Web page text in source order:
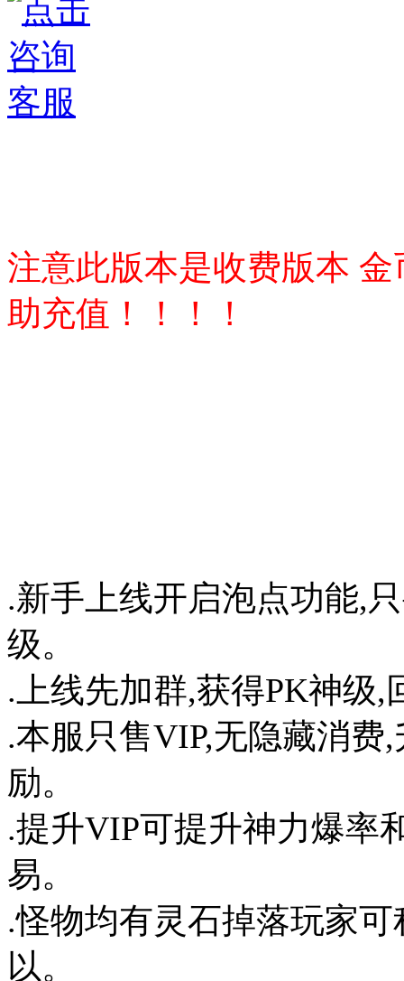
注意此版本是收费版本
助充值！！！！
.新手上线开启泡点功能,
级。
.上线先加群,获得PK神级
.本服只售VIP,无隐藏消
励。
.提升VIP可提升神力爆率
易。
.怪物均有灵石掉落玩家
以。